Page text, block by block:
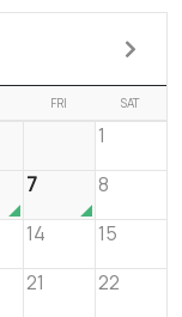
FRI SAT
1
7
8
14
15
21
22